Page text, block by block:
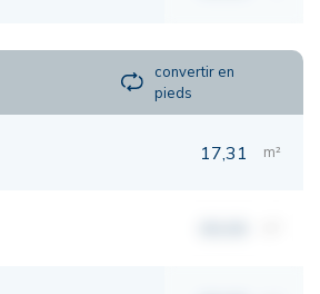
convertir en
pieds
17,31 m²